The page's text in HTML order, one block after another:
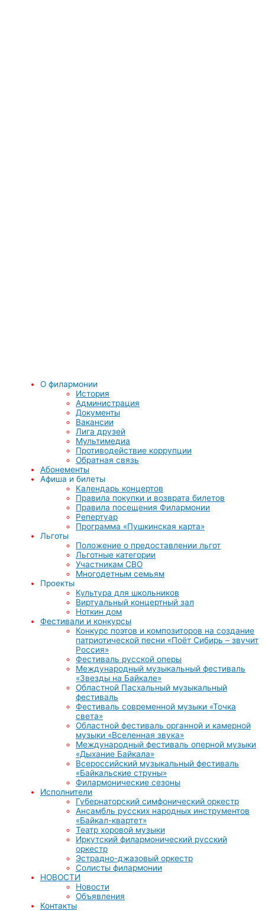
О филармонии
История
Администрация
Документы
Вакансии
Лига друзей
Мультимедиа
Противодействие коррупции
Обратная связь
Абонементы
Афиша и билеты
Календарь концертов
Правила покупки и возврата билетов
Правила посещения Филармонии
Репертуар
Программа «Пушкинская карта»
Льготы
Положение о предоставлении льгот
Льготные категории
Участникам СВО
Многодетным семьям
Проекты
Культура для школьников
Виртуальный концертный зал
Ноткин дом
Фестивали и конкурсы
Конкурс поэтов и композиторов на создание
патриотической песни «Поёт Сибирь – звучит
Россия»
Фестиваль русской оперы
Международный музыкальный фестиваль
«Звезды на Байкале»
Областной Пасхальный музыкальный
фестиваль
Фестиваль современной музыки «Точка
света»
Областной фестиваль органной и камерной
музыки «Вселенная звука»
Международный фестиваль оперной музыки
«Дыхание Байкала»
Всероссийский музыкальный фестиваль
«Байкальские струны»
Филармонические сезоны
Исполнители
Губернаторский симфонический оркестр
Ансамбль русских народных инструментов
«Байкал-квартет»
Театр хоровой музыки
Иркутский филармонический русский
оркестр
Эстрадно-джазовый оркестр
Солисты филармонии
НОВОСТИ
Новости
Объявления
Контакты